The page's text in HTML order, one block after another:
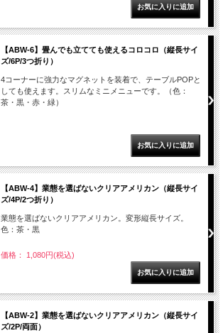
【ABW-6】畳んでも立てても使えるコロコロ（縦長サイ
ズ/6P/3つ折り）
4コーナーに強力なマグネットを装着で、テーブルPOPと
しても使えます。スリムなミニメニューです。（色：
茶・黒・赤・緑）
【ABW-4】業態を選ばないクリアアメリカン（縦長サイ
ズ/4P/2つ折り）
業態を選ばないクリアアメリカン。変形縦長サイズ。
色：茶・黒
価格： 1,080円(税込)
【ABW-2】業態を選ばないクリアアメリカン（縦長サイ
ズ/2P/両面）